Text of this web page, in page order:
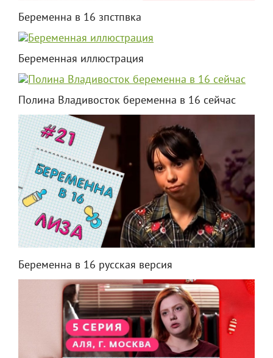
Беременна в 16 зпстпвка
Беременная иллюстрация
Полина Владивосток беременна в 16 сейчас
Беременна в 16 русская версия